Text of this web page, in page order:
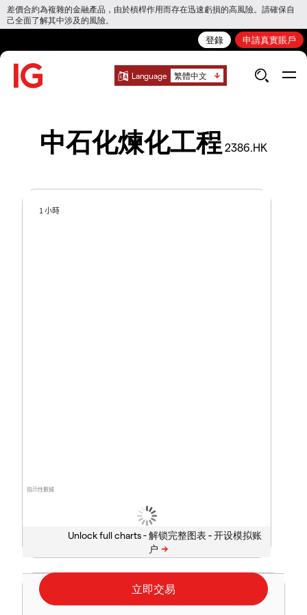
差價合約為複雜的金融產品，由於槓桿作用而存在迅速虧損的高風險。請確保自
己全面了解其中涉及的風險。
登錄 申請真實賬戶
Language 繁體中文
中石化煉化工程 2386.HK
指示性數據
1 小時
Unlock full charts -